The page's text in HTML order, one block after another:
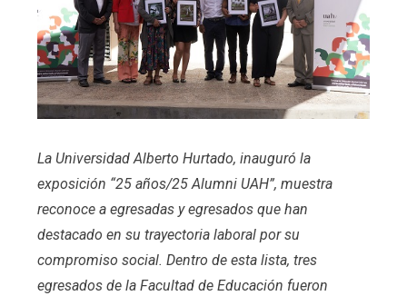
La Universidad Alberto Hurtado, inauguró la
exposición “25 años/25 Alumni UAH”, muestra
reconoce a egresadas y egresados que han
destacado en su trayectoria laboral por su
compromiso social. Dentro de esta lista, tres
egresados de la Facultad de Educación fueron